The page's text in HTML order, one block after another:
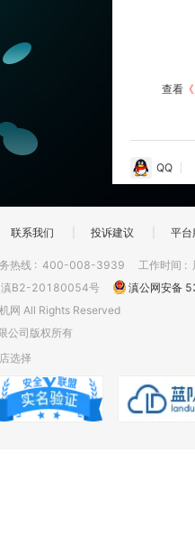
QQ
查看
联系我们 投诉建议 平台
热线 : 400-008-3939 工作时间 :
滇B2-20180054号
滇公网安备
All Rights Reserved
公司版权所有
选择